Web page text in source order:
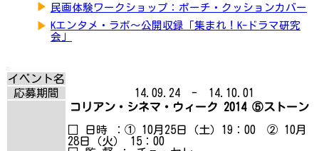
▶ 民画体験ワークショップ：ポーチ・クッションカバー
▶ Kエンタメ・ラボ～公開収録「集まれ！K-ドラマ研究
会」
イベント名
応募期間
14.09.24 - 14.10.01
コリアン・シネマ・ウィーク 2014 ⑤ストーン
□ 日時 ：① 10月25日（土）19：00 ② 10月
28日（火） 15：00